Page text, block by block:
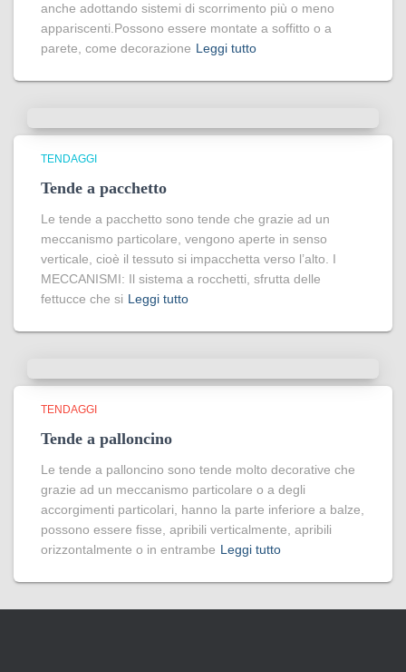
anche adottando sistemi di scorrimento più o meno
appariscenti.Possono essere montate a soffitto o a
parete, come decorazione Leggi tutto
TENDAGGI
Tende a pacchetto
Le tende a pacchetto sono tende che grazie ad un
meccanismo particolare, vengono aperte in senso
verticale, cioè il tessuto si impacchetta verso l’alto. I
MECCANISMI: Il sistema a rocchetti, sfrutta delle
fettucce che si Leggi tutto
TENDAGGI
Tende a palloncino
Le tende a palloncino sono tende molto decorative che
grazie ad un meccanismo particolare o a degli
accorgimenti particolari, hanno la parte inferiore a balze,
possono essere fisse, apribili verticalmente, apribili
orizzontalmente o in entrambe Leggi tutto